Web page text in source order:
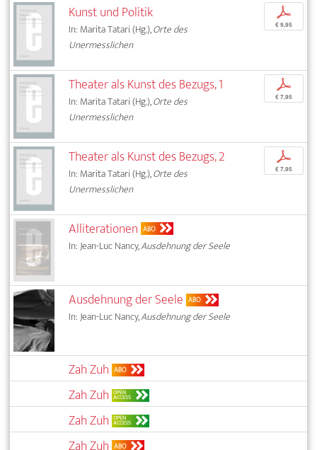
Kunst und Politik
In: Marita Tatari (Hg.),Orte des
Unermesslichen
p
€ 9,95
Theater als Kunst des Bezugs, 1
In: Marita Tatari (Hg.),Orte des
Unermesslichen
p
€ 7,95
Theater als Kunst des Bezugs, 2
In: Marita Tatari (Hg.),Orte des
Unermesslichen
p
€ 7,95
Alliterationen ABO
In: Jean-Luc Nancy,Ausdehnung der Seele
Ausdehnung der Seele ABO
In: Jean-Luc Nancy,Ausdehnung der Seele
Zah Zuh ABO
Zah Zuh OPEN
ACCESS
Zah Zuh OPEN
ACCESS
ABO